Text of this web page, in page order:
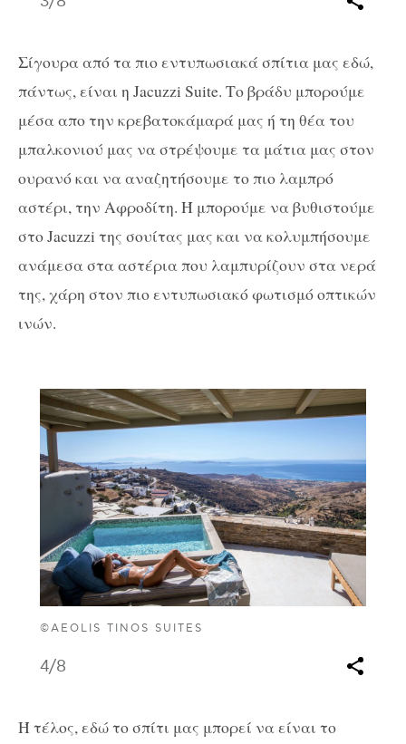
Σίγουρα από τα πιο εντυπωσιακά σπίτια μας εδώ,
πάντως, είναι η Jacuzzi Suite. Το βράδυ μπορούμε
μέσα απο την κρεβατοκάμαρά μας ή τη θέα του
μπαλκονιού μας να στρέψουμε τα μάτια μας στον
ουρανό και να αναζητήσουμε το πιο λαμπρό
αστέρι, την Αφροδίτη. Ή μπορούμε να βυθιστούμε
στο Jacuzzi της σουίτας μας και να κολυμπήσουμε
ανάμεσα στα αστέρια που λαμπυρίζουν στα νερά
της, χάρη στον πιο εντυπωσιακό φωτισμό οπτικών
ινών.
©AEOLIS TINOS SUITES
4/8
Ή τέλος, εδώ το σπίτι μας μπορεί να είναι το